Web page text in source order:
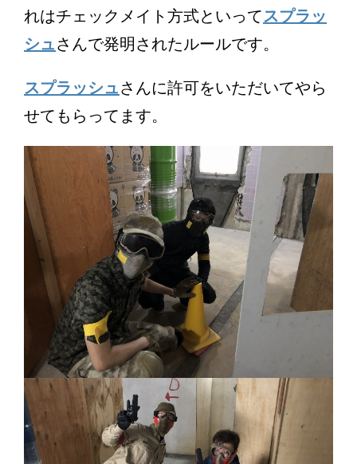
れはチェックメイト方式といってスプラッ
シュさんで発明されたルールです。
スプラッシュさんに許可をいただいてやら
せてもらってます。